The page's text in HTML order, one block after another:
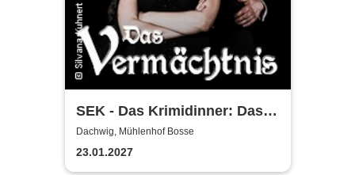
SEK - Das Krimidinner: Das
Vermächtnis
Dachwig, Mühlenhof Bosse
23.01.2027